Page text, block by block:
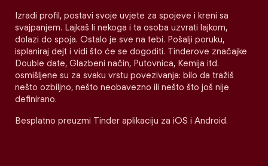
Izradi profil, postavi svoje uvjete za spojeve i kreni sa
svajpanjem. Lajkaš li nekoga i ta osoba uzvrati lajkom,
dolazi do spoja. Ostalo je sve na tebi. Pošalji poruku,
isplaniraj dejt i vidi što će se dogoditi. Tinderove značajke
Double date, Glazbeni način, Putovnica, Kemija itd.
osmišljene su za svaku vrstu povezivanja: bilo da tražiš
nešto ozbiljno, nešto neobavezno ili nešto što još nije
definirano.
Besplatno preuzmi Tinder aplikaciju za iOS i Android.